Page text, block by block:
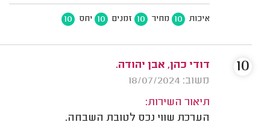
איכות 10 מחיר 10 זמנים 10 יחס 10
דודי כהן, אבן יהודה.
משוב: 18/07/2024
תיאור השירות:
הערכת שווי נכס לטובת השבחה.
10